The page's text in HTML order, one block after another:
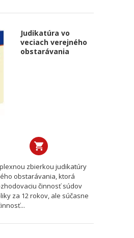
Judikatúra vo
veciach verejného
obstarávania
zbierkou judikatúry
obstarávania, ktorá
činnosť súdov
za 12 rokov, ale súčasne